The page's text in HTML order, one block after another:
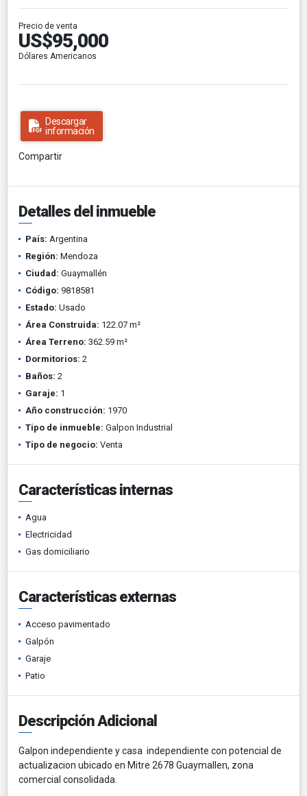
Precio de venta
US$95,000
Dólares Americanos
Descargar
información
Compartir
Detalles del inmueble
País: Argentina
Región: Mendoza
Ciudad: Guaymallén
Código: 9818581
Estado: Usado
Área Construida: 122.07 m²
Área Terreno: 362.59 m²
Dormitorios: 2
Baños: 2
Garaje: 1
Año construcción: 1970
Tipo de inmueble: Galpon Industrial
Tipo de negocio: Venta
Características internas
Agua
Electricidad
Gas domiciliario
Características externas
Acceso pavimentado
Galpón
Garaje
Patio
Descripción Adicional
Galpon independiente y casa independiente con potencial de
actualizacion ubicado en Mitre 2678 Guaymallen, zona
comercial consolidada.